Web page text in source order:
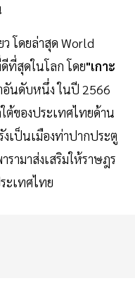
โดยล่าสุด World
ที่สุดในโลก โดย"เกาะ
อันดับหนึ่ง ในปี 2566
ต้ของประเทศไทยด้าน
เป็นเมืองท่าปากประตู
ามาส่งเสริมให้ราษฎร
ะเทศไทย